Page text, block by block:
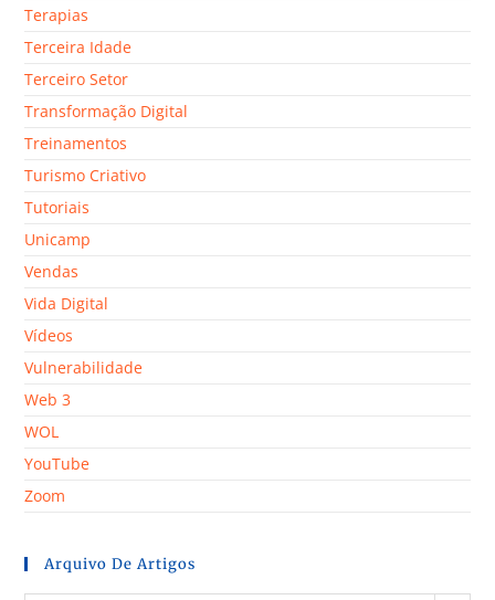
Terapias
Terceira Idade
Terceiro Setor
Transformação Digital
Treinamentos
Turismo Criativo
Tutoriais
Unicamp
Vendas
Vida Digital
Vídeos
Vulnerabilidade
Web 3
WOL
YouTube
Zoom
Arquivo De Artigos